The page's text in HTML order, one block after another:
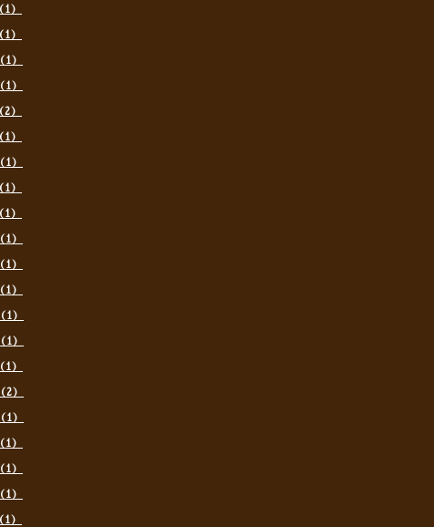
）
）
）
）
）
）
）
）
）
）
）
）
1）
1）
）
2）
1）
）
）
）
）